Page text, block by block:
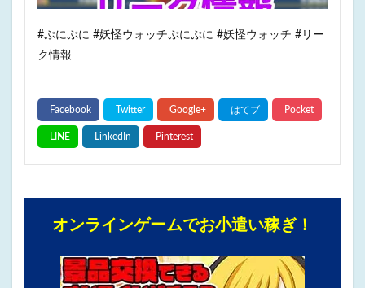
#ぷにぷに #妖怪ウォッチぷにぷに #妖怪ウォッチ #リー
ク情報
オンラインゲームでお小遣い稼ぎ！